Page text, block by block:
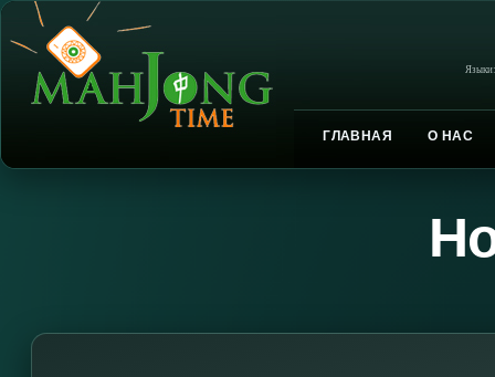
Языки:
ГЛАВНАЯ О НАС